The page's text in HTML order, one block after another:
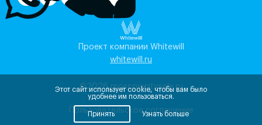
©2026moscowcitysale.ru
Пользовательское соглашение
Проект компании Whitewill
whitewill.ru
Этот сайт использует cookie, чтобы вам было
удобнее им пользоваться.
Принять Узнать больше